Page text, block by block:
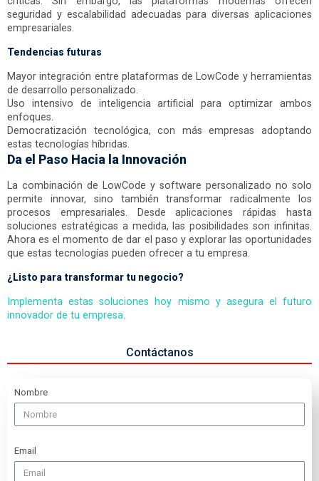
seguridad y escalabilidad adecuadas para diversas aplicaciones
empresariales.
Tendencias futuras
Mayor integración entre plataformas de LowCode y herramientas
de desarrollo personalizado.
Uso intensivo de inteligencia artificial para optimizar ambos
enfoques.
Democratización tecnológica, con más empresas adoptando
estas tecnologías híbridas.
Da el Paso Hacia la Innovación
La combinación de LowCode y software personalizado no solo
permite innovar, sino también transformar radicalmente los
procesos empresariales. Desde aplicaciones rápidas hasta
soluciones estratégicas a medida, las posibilidades son infinitas.
Ahora es el momento de dar el paso y explorar las oportunidades
que estas tecnologías pueden ofrecer a tu empresa.
¿Listo para transformar tu negocio?
Implementa estas soluciones hoy mismo y asegura el futuro
innovador de tu empresa.
Contáctanos
Nombre
Email